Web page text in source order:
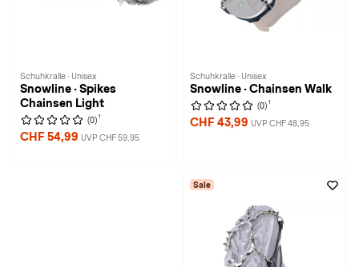
Schuhkralle · Unisex
Snowline · Spikes
Chainsen Light
(0) 1
CHF 54,99 UVP CHF 59,95
Schuhkralle · Unisex
Snowline · Chainsen Walk
(0) 1
CHF 43,99 UVP CHF 48,95
Sale